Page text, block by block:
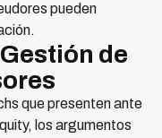
pueden
de
que presenten ante
los argumentos